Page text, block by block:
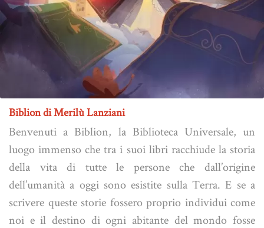
Biblion di Merilù Lanziani
Benvenuti a Biblion, la Biblioteca Universale, un
luogo immenso che tra i suoi libri racchiude la storia
della vita di tutte le persone che dall’origine
dell’umanità a oggi sono esistite sulla Terra. E se a
scrivere queste storie fossero proprio individui come
noi e il destino di ogni abitante del mondo fosse